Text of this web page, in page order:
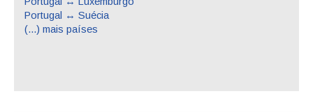
Portugal ↔ Suécia
(...) mais países